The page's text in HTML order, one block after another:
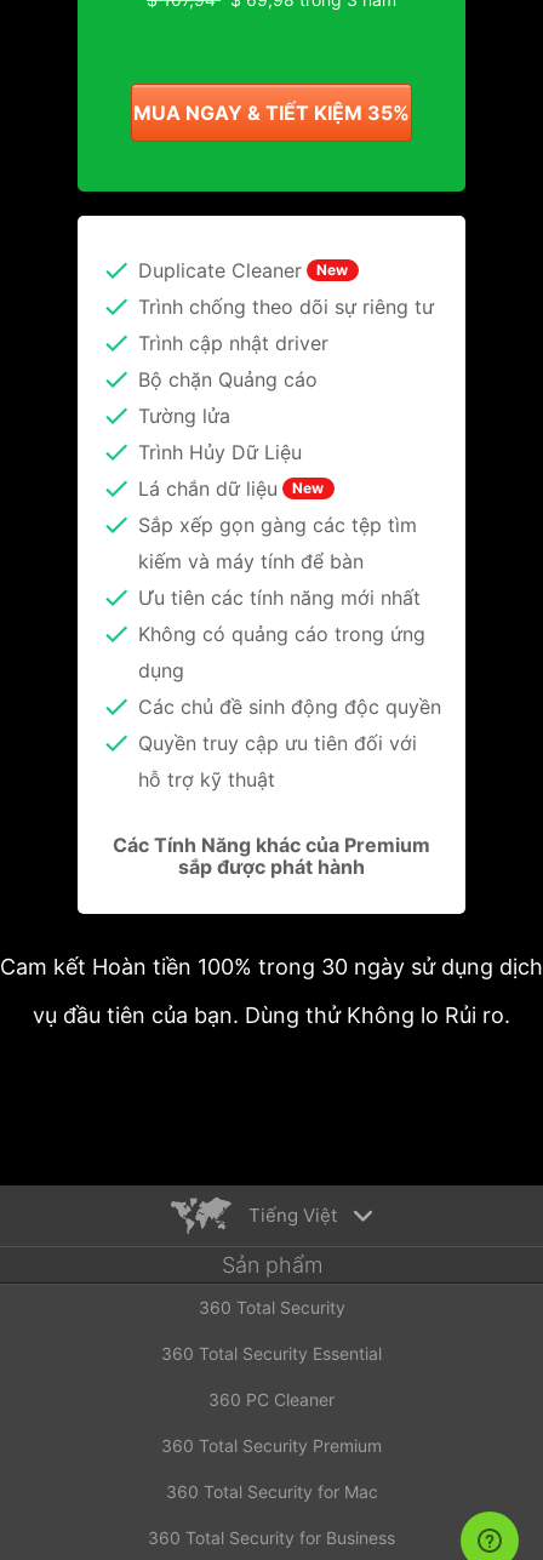
MUA NGAY & TIẾT KIỆM 35%
Duplicate Cleaner New
Trình chống theo dõi sự riêng tư
Trình cập nhật driver
Bộ chặn Quảng cáo
Tường lửa
Trình Hủy Dữ Liệu
Lá chắn dữ liệu
New
Sắp xếp gọn gàng các tệp tìm
kiếm và máy tính để bàn
Ưu tiên các tính năng mới nhất
Không có quảng cáo trong ứng
dụng
Các chủ đề sinh động độc quyền
Quyền truy cập ưu tiên đối với
hỗ trợ kỹ thuật
Các Tính Năng khác của Premium
sắp được phát hành
Cam kết Hoàn tiền 100% trong 30 ngày sử dụng dịch
vụ đầu tiên của bạn. Dùng thử Không lo Rủi ro.
Tiếng Việt
English
Español
Deutsch
Русский
Türkiye
Français
Italiano
Sản phẩm
360 Total Security
360 Total Security Essential
360 PC Cleaner
360 Total Security Premium
360 Total Security for Mac
360 Total Security for Business